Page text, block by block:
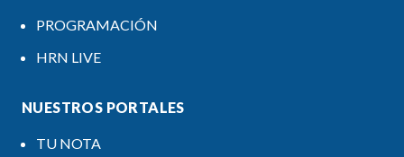
PROGRAMACIÓN
HRN LIVE
NUESTROS PORTALES
TU NOTA